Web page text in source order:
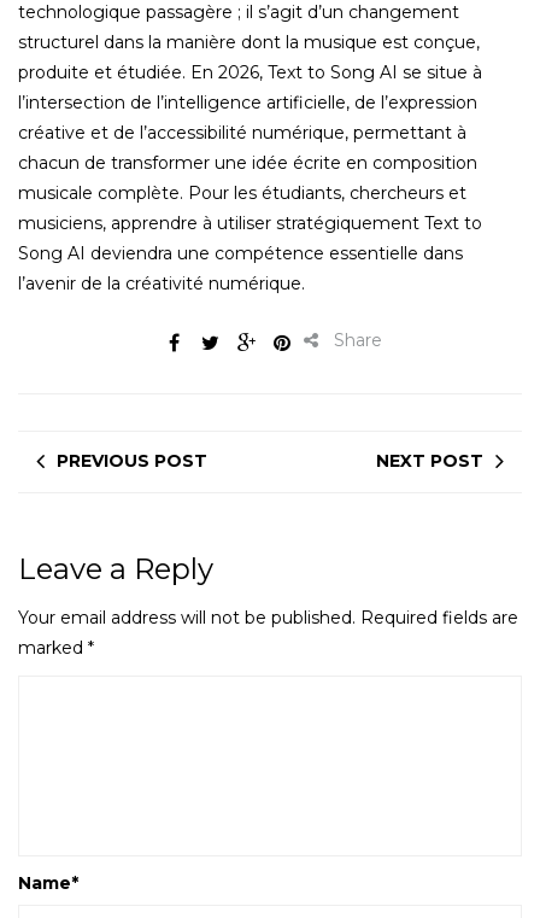
technologique passagère ; il s’agit d’un changement
structurel dans la manière dont la musique est conçue,
produite et étudiée. En 2026, Text to Song AI se situe à
l’intersection de l’intelligence artificielle, de l’expression
créative et de l’accessibilité numérique, permettant à
chacun de transformer une idée écrite en composition
musicale complète. Pour les étudiants, chercheurs et
musiciens, apprendre à utiliser stratégiquement Text to
Song AI deviendra une compétence essentielle dans
l’avenir de la créativité numérique.
Share
PREVIOUS POST NEXT POST
Leave a Reply
Your email address will not be published. Required fields are
marked *
Name*